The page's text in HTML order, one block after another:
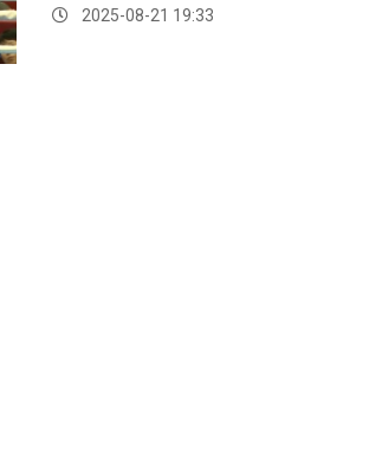
2025-08-21 19:33